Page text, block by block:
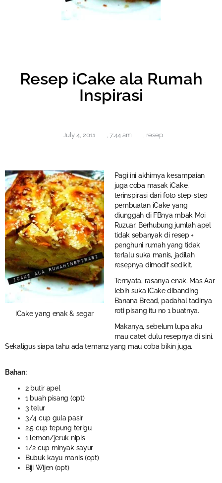
Resep iCake ala Rumah
Inspirasi
July 4, 2011 , 7:44 am , resep
iCake yang enak & segar
Pagi ini akhirnya kesampaian
juga coba masak iCake,
terinspirasi dari foto step-step
pembuatan iCake yang
diunggah di FBnya mbak Moi
Ruzuar. Berhubung jumlah apel
tidak sebanyak di resep +
penghuni rumah yang tidak
terlalu suka manis, jadilah
resepnya dimodif sedikit.
Ternyata, rasanya enak. Mas Aar
lebih suka iCake dibanding
Banana Bread, padahal tadinya
roti pisang itu no 1 buatnya.
Makanya, sebelum lupa aku
mau catet dulu resepnya di sini.
Sekaligus siapa tahu ada teman2 yang mau coba bikin juga.
Bahan:
2 butir apel
1 buah pisang (opt)
3 telur
3/4 cup gula pasir
2.5 cup tepung terigu
1 lemon/jeruk nipis
1/2 cup minyak sayur
Bubuk kayu manis (opt)
Biji Wijen (opt)